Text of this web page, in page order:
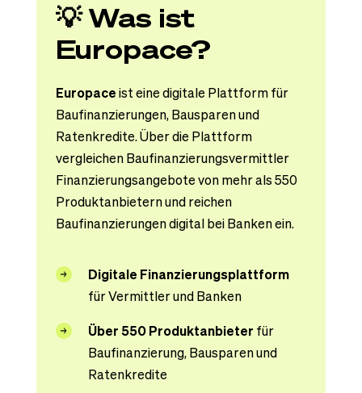
💡 Was ist
Europace?
Europaceist eine digitale Plattform für
Baufinanzierungen, Bausparen und
Ratenkredite. Über die Plattform
vergleichen Baufinanzierungsvermittler
Finanzierungsangebote von mehr als 550
Produktanbietern und reichen
Baufinanzierungen digital bei Banken ein.
Digitale Finanzierungsplattform
für Vermittler und Banken
Über 550 Produktanbieter für
Baufinanzierung, Bausparen und
Ratenkredite